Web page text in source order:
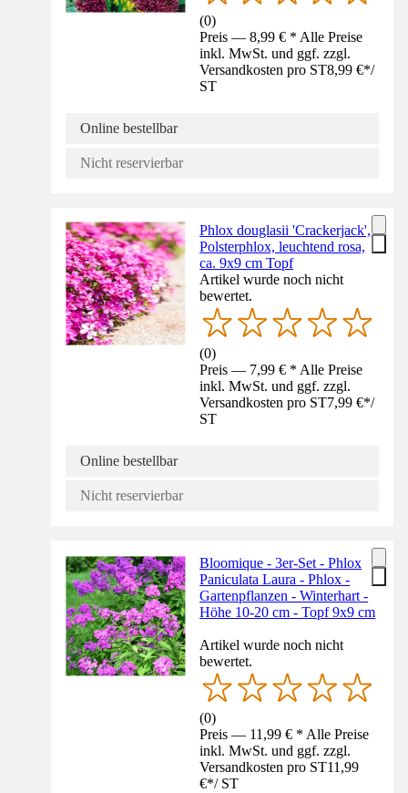
(0)
Preis — 8,99 € * Alle Preise
inkl. MwSt. und ggf. zzgl.
Versandkosten pro ST8,99 €*/
ST
Online bestellbar
Nicht reservierbar
Phlox douglasii 'Crackerjack',
Polsterphlox, leuchtend rosa,
ca. 9x9 cm Topf
Artikel wurde noch nicht
bewertet.
(0)
Preis — 7,99 € * Alle Preise
inkl. MwSt. und ggf. zzgl.
Versandkosten pro ST7,99 €*/
ST
Online bestellbar
Nicht reservierbar
Bloomique - 3er-Set - Phlox
Paniculata Laura - Phlox -
Gartenpflanzen - Winterhart -
Höhe 10-20 cm - Topf 9x9 cm
Artikel wurde noch nicht
bewertet.
(0)
Preis — 11,99 € * Alle Preise
inkl. MwSt. und ggf. zzgl.
Versandkosten pro ST11,99
€*/ ST